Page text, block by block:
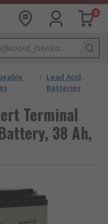
0
/ Lead Acid
Batteries
Terminal
38 Ah,